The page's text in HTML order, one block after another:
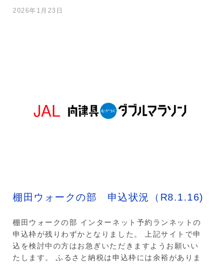
2026年1月23日
棚田ウォークの部 申込状況（R8.1.16)
棚田ウォークの部 インターネット予約ランネットの
申込枠が残りわずかとなりました。 上記サイトで申
込を検討中の方はお急ぎいただきますようお願いい
たします。 ふるさと納税は申込枠には余裕がありま